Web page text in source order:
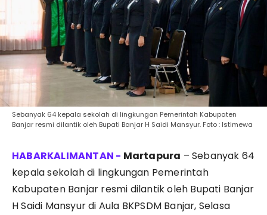
Sebanyak 64 kepala sekolah di lingkungan Pemerintah Kabupaten
Banjar resmi dilantik oleh Bupati Banjar H Saidi Mansyur. Foto : Istimewa
Martapura – Sebanyak 64
kepala sekolah di lingkungan Pemerintah
Kabupaten Banjar resmi dilantik oleh Bupati Banjar
H Saidi Mansyur di Aula BKPSDM Banjar, Selasa